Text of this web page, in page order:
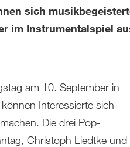
sich
im Instrumentalspiel
am 10. September in
Interessierte sich
Die drei Pop-
Christoph Liedtke und